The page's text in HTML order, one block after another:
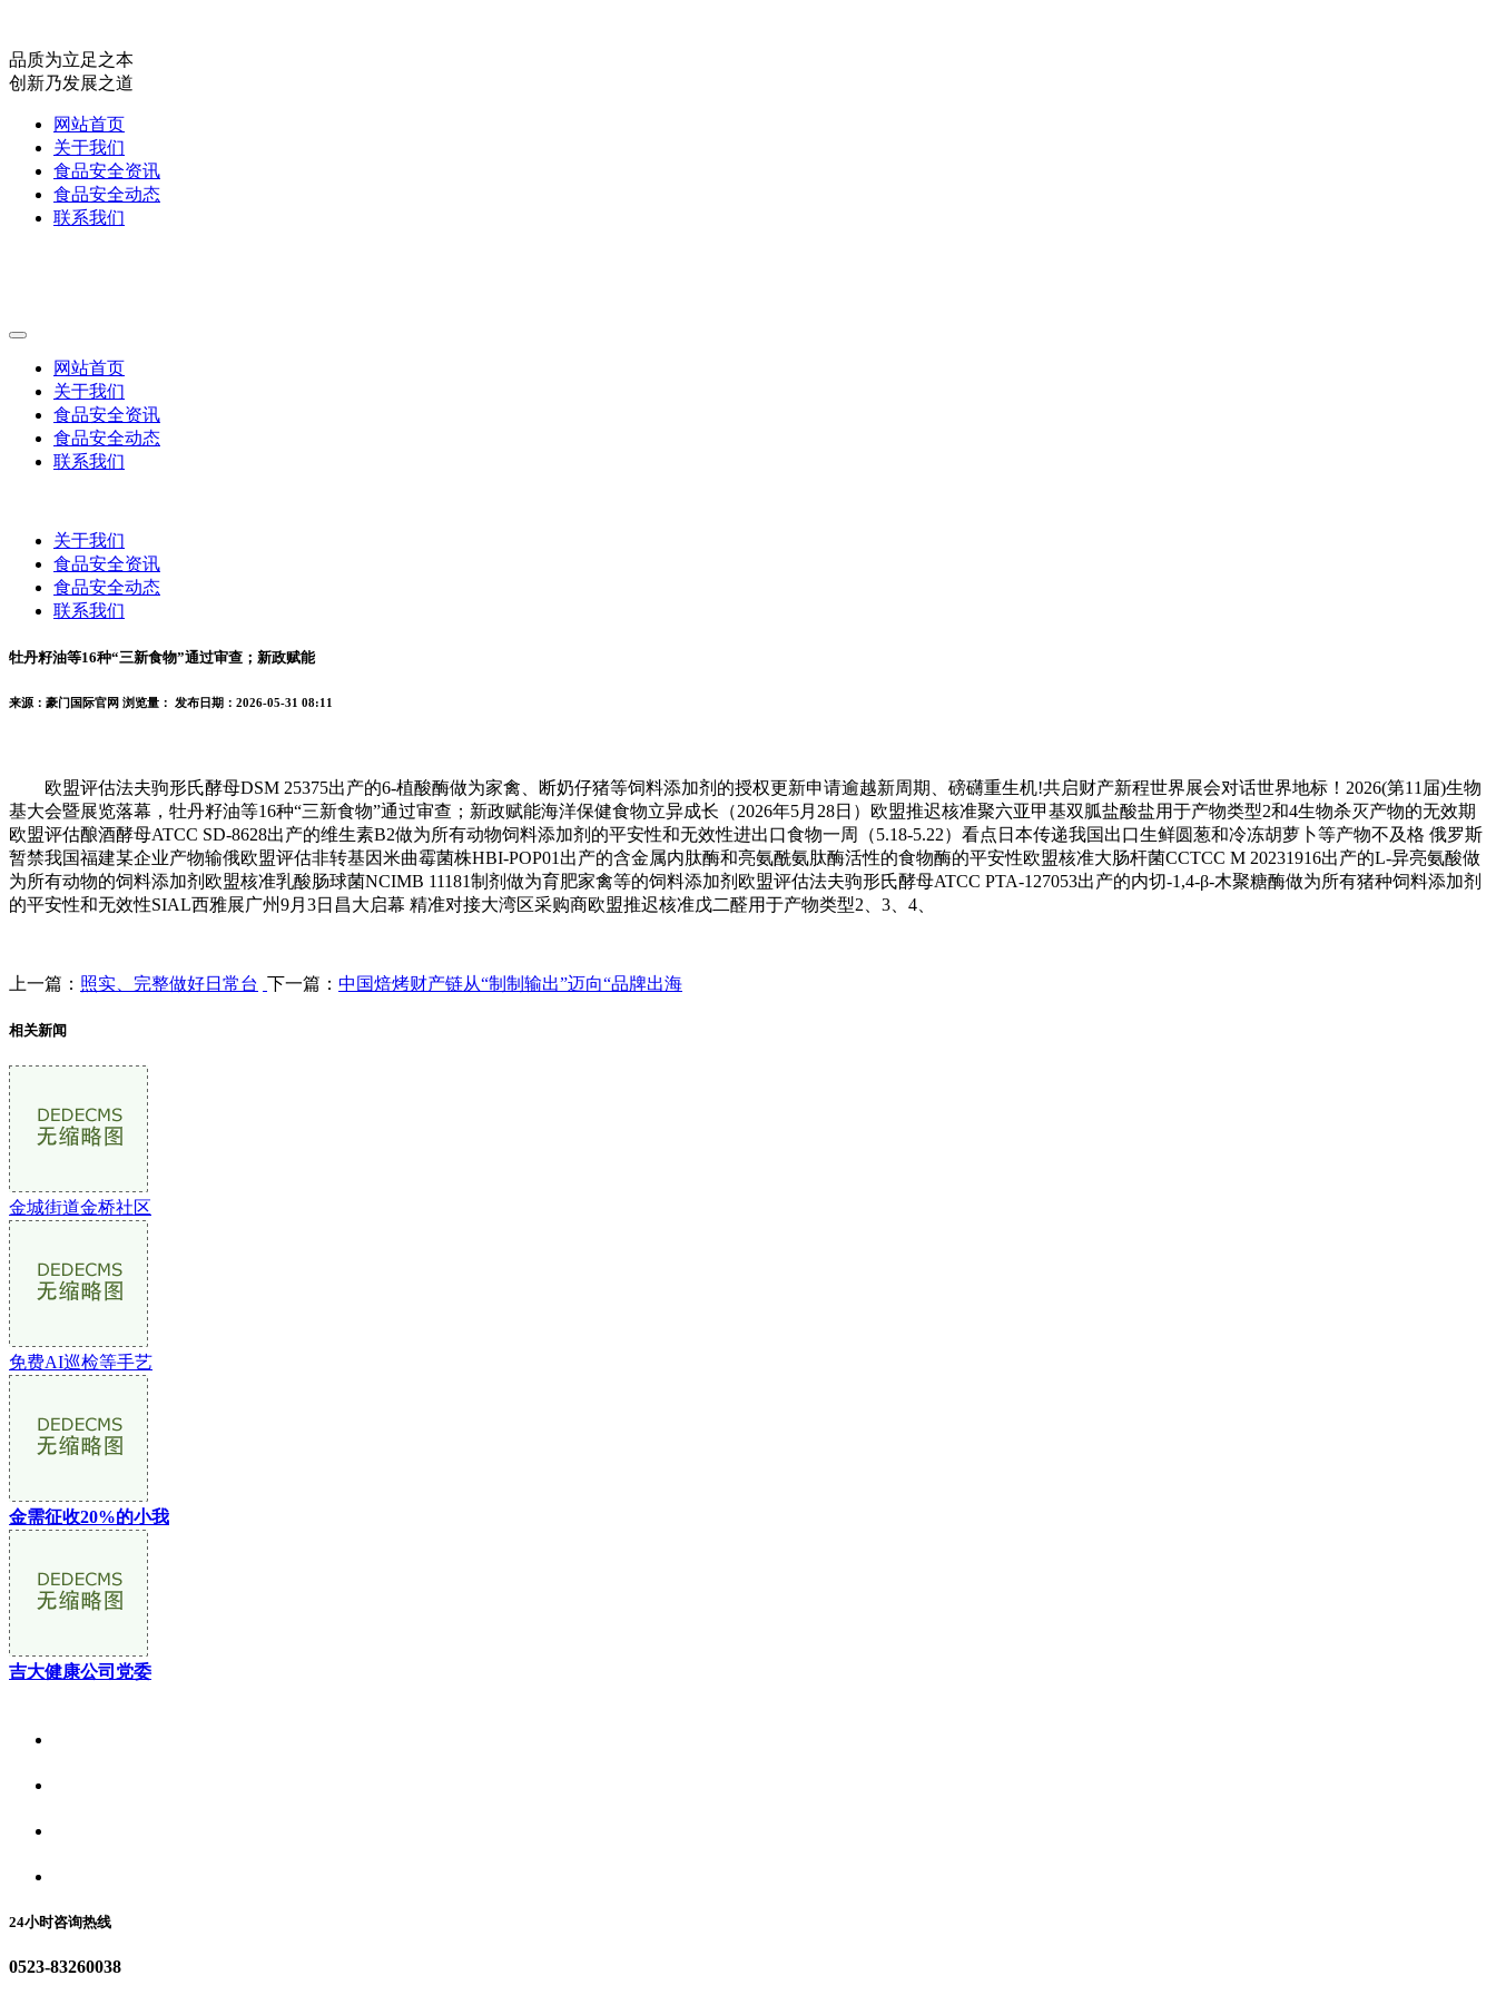
品质为立足之本
创新乃发展之道
网站首页
关于我们
食品安全资讯
食品安全动态
联系我们
网站首页
关于我们
食品安全资讯
食品安全动态
联系我们
关于我们
食品安全资讯
食品安全动态
联系我们
牡丹籽油等16种“三新食物”通过审查；新政赋能
来源：豪门国际官网 浏览量： 发布日期：2026-05-31 08:11
欧盟评估法夫驹形氏酵母DSM 25375出产的6-植酸酶做为家禽、断奶仔猪等饲料添加剂的授权更新申请逾越新周期、磅礴重生机!共启财产新程世界展会对话世界地标！2026(第11届)生物
基大会暨展览落幕，牡丹籽油等16种“三新食物”通过审查；新政赋能海洋保健食物立异成长（2026年5月28日）欧盟推迟核准聚六亚甲基双胍盐酸盐用于产物类型2和4生物杀灭产物的无效期
欧盟评估酿酒酵母ATCC SD-8628出产的维生素B2做为所有动物饲料添加剂的平安性和无效性进出口食物一周（5.18-5.22）看点日本传递我国出口生鲜圆葱和冷冻胡萝卜等产物不及格 俄罗斯
暂禁我国福建某企业产物输俄欧盟评估非转基因米曲霉菌株HBI-POP01出产的含金属内肽酶和亮氨酰氨肽酶活性的食物酶的平安性欧盟核准大肠杆菌CCTCC M 20231916出产的L-异亮氨酸做
为所有动物的饲料添加剂欧盟核准乳酸肠球菌NCIMB 11181制剂做为育肥家禽等的饲料添加剂欧盟评估法夫驹形氏酵母ATCC PTA-127053出产的内切-1,4-β-木聚糖酶做为所有猪种饲料添加剂
的平安性和无效性SIAL西雅展广州9月3日昌大启幕 精准对接大湾区采购商欧盟推迟核准戊二醛用于产物类型2、3、4、
上一篇： 照实、完整做好日常台 下一篇： 中国焙烤财产链从“制制输出”迈向“品牌出海
相关新闻
金城街道金桥社区
免费AI巡检等手艺
金需征收20%的小我
吉大健康公司党委
24小时咨询热线
0523-83260038